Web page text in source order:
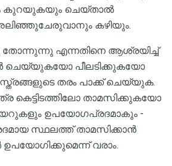
കുറയുകയും ചെയ്താൽ
കഴിയും.
തോന്നുന്നു എന്നതിനെ ആശ്രയിച്ച്
ചെയ്യുകയോ പീലടിക്കുകയോ
തരം പാക്ക് ചെയ്യുക.
കെട്ടിടത്തിലോ താമസിക്കുകയോ
ഉപയോഗപ്രദമാകും -
സ്ഥലത്ത് താമസിക്കാൻ
ഉപയോഗിക്കുമെന്ന് വരാം.